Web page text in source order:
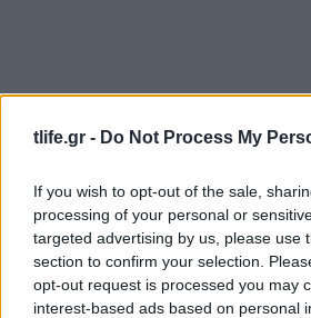
tlife.gr - Do Not Process My
If you wish to opt-out of the sale,
processing of your personal or
targeted advertising by us, please use
section to confirm your selection.
opt-out request is processed you may
interest-based ads based on personal
Άννα Μαρία Βέλλη: Η
ημέρα του γάμου της και την
πέτυχε – «Δεν θα το